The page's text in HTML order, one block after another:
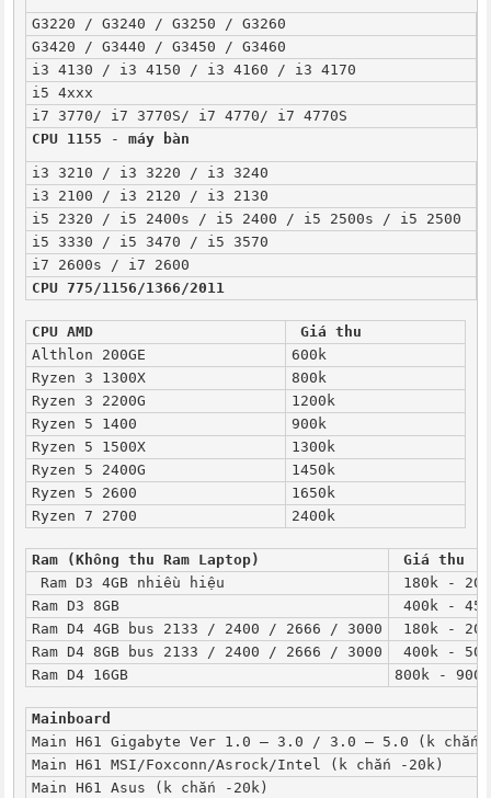
G3220 / G3240 / G3250 / G3260
G3420 / G3440 / G3450 / G3460
i3 4130 / i3 4150 / i3 4160 / i3 4170
i5 4xxx
i7 3770/ i7 3770S/ i7 4770/ i7 4770S
CPU 1155 - máy bàn
i3 3210 / i3 3220 / i3 3240
i3 2100 / i3 2120 / i3 2130
i5 2320 / i5 2400s / i5 2400 / i5 2500s / i5 2500
i5 3330 / i5 3470 / i5 3570
i7 2600s / i7 2600
CPU 775/1156/1366/2011
CPU AMD
Giá thu
Althlon 200GE
600k
Ryzen 3 1300X
800k
Ryzen 3 2200G
1200k
Ryzen 5 1400
900k
Ryzen 5 1500X
1300k
Ryzen 5 2400G
1450k
Ryzen 5 2600
1650k
Ryzen 7 2700
2400k
Ram (Không thu Ram Laptop)
Giá thu
Ram D3 4GB nhiều hiệu
180k -
Ram D3 8GB
400k -
Ram D4 4GB bus 2133 / 2400 / 2666 / 3000
180k -
Ram D4 8GB bus 2133 / 2400 / 2666 / 3000
400k -
Ram D4 16GB
800k -
Mainboard
Main H61 Gigabyte Ver 1.0 – 3.0 / 3.0 – 5.0 (k chắn
Main H61 MSI/Foxconn/Asrock/Intel (k chắn -20k)
Main H61 Asus (k chắn -20k)